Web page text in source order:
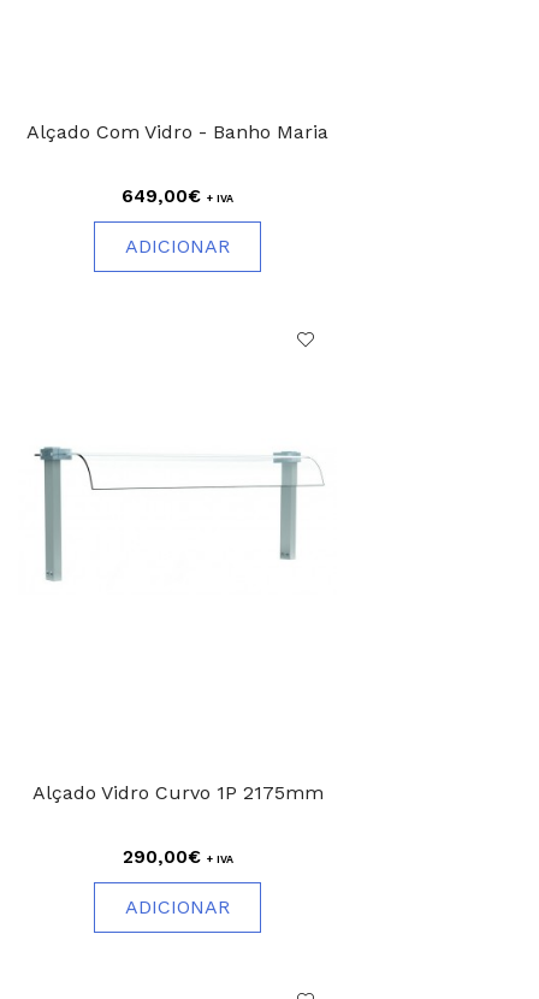
Alçado Com Vidro - Banho Maria
649,00€ + IVA
ADICIONAR
Alçado Vidro Curvo 1P 2175mm
290,00€ + IVA
ADICIONAR